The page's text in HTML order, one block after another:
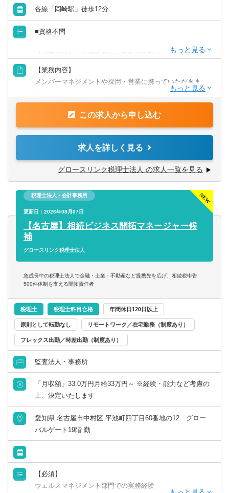
各線「岡崎駅」徒歩12分
■資格不問
【必要経験】会計事務所での実務経験5年以上の方
■以下資格をお持ちの方は知識や経験を活かしていただけま
税理士、日商簿記1～3級、公認会計士。
【業務内容】
メンバーマネジメントや採用・営業に携っていただきま
【具体的には】
■3～6名ほどのチームのマネジメント業務
■採用業務（書類選考・面接対応・会社説明会実施等）
■税務顧問（記帳代行、財務分析、税務相談、決算対策、経
営相談、ビジネスマッチングなど）
交渉、届出作成など）
■相続、事業承継支援（財産評価、相続税額試算、財産承継
シミュレーション、組織活性化支 援、企業格付け分析な
■その他（セミナーや異業種交流会「びじ咲く会」等の運
【担当業務】
平均売上 16,650,046.8円 （2024年4月時点）
この求人から申し込む
求人を詳しく見る
グロースリンク税理士法人 の求人一覧を見る
税理士法人・会計事務所
更新日：2026年08月07日
【名古屋】相続ビジネス開拓マネージャー候
補
グロースリンク税理士法人
急成長中の税理士法人で金融・士業・不動産など提携先を広げ、相続税申告
500件体制を支える開拓責任者
税理士 税理士科目合格 年間休日120日以上
原則として転勤なし リモートワーク／在宅勤務（制度あり）
フレックス出勤／時差出勤（制度あり）
監査法人・事務所
「月収額」33.0万円月給33万円～ ※経験・能力など考慮の
上、決定いたします
愛知県 名古屋市中村区 平池町四丁目60番地の12 グロー
バルゲート19階 勤
【必須】
ウェルスマネジメント部門での実務経験